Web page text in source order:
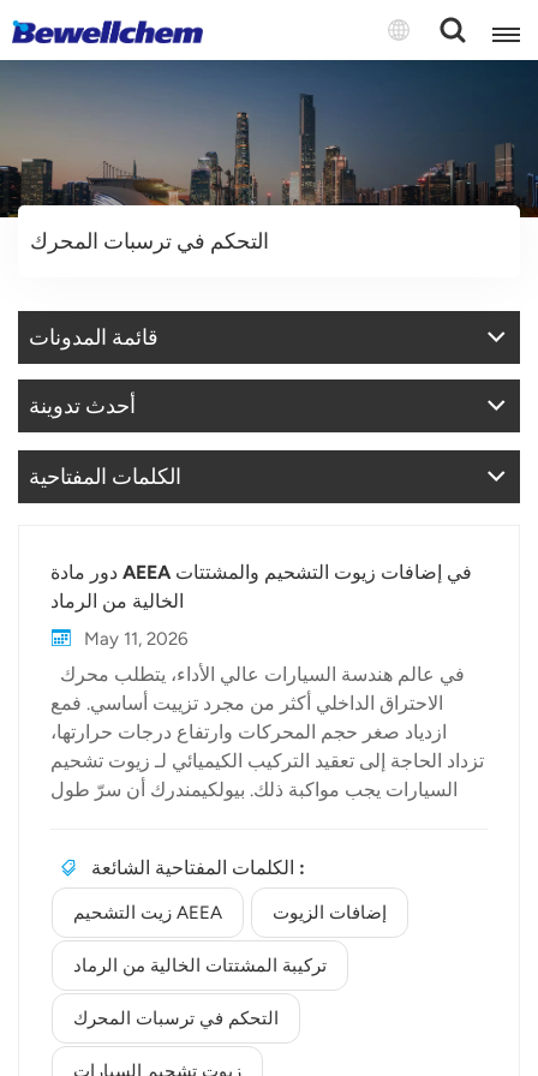
English
Русский
中文
Español
التحكم في ترسبات المحرك
قائمة المدونات
أحدث تدوينة
الكلمات المفتاحية
دور مادة AEEA في إضافات زيوت التشحيم والمشتتات
الخالية من الرماد
May 11, 2026
الاحتراق الداخلي أكثر من مجرد تزييت أساسي. فمع
ازدياد صغر حجم المحركات وارتفاع درجات حرارتها،
تزداد الحاجة إلى تعقيد التركيب الكيميائي لـ زيوت تشحيم
السيارات يجب مواكبة ذلك. بيولكيمندرك أن سرّ طول
إيثانولامين، المعروف باسم هيئة الطاقة الذرية العربية.
فهم كيمياء AEEA في زيوت التشحيم زيت التشحيم
AEEA اكتسبت التطبيقات زخمًا كبيرًا نظرًا لطبيعة
الجزيء ثنائية الوظيفة. يحتوي AEEA على مجموعات
أمينية أولية وثانوية بالإضافة إلى مجموعة هيدروكسيل،
مما يجعله وحدة بناء متعددة الاستخدامات في التصنيع
الكيميائي الإضافي. يسمح هذا التركيب الفريد له بالتفاعل
الكلمات المفتاحية الشائعة :
زيت التشحيم AEEA إضافات الزيوت
تركيبة المشتتات الخالية من الرماد
التحكم في ترسبات المحرك
زيوت تشحيم السيارات